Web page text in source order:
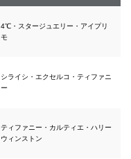
4℃・スタージュエリー・アイプリ
モ
シライシ・エクセルコ・ティファニ
ー
ティファニー・カルティエ・ハリー
ウィンストン